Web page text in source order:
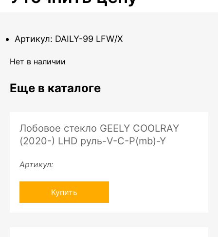
Артикул: DAILY-99 LFW/X
Нет в наличии
Еще в каталоге
Лобовое стекло GEELY COOLRAY
(2020-) LHD руль-V-C-P(mb)-Y
Артикул:
Купить